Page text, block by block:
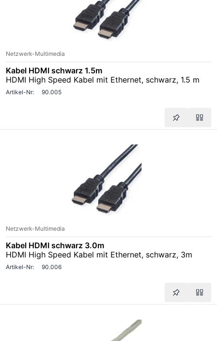
Netzwerk-Multimedia
Kabel HDMI schwarz 1.5m
HDMI High Speed Kabel mit Ethernet, schwarz, 1.5 m
Artikel-Nr: 90.005
Netzwerk-Multimedia
Kabel HDMI schwarz 3.0m
HDMI High Speed Kabel mit Ethernet, schwarz, 3m
Artikel-Nr: 90.006